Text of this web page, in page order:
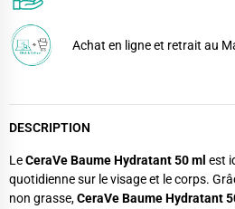
Achat en ligne et retrait au
DESCRIPTION
LeCeraVe Baume Hydratant 50 ml est
quotidienne sur le visage et le corps.
non grasse,CeraVe Baume Hydratant